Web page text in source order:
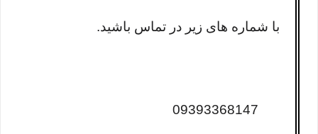
با شماره های زیر در تماس باشید.